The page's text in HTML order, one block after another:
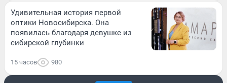
Удивительная история первой
оптики Новосибирска. Она
появилась благодаря девушке из
сибирской глубинки
15 часов 980